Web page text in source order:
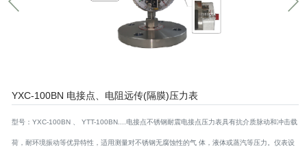
YXC-100BN 电接点、电阻远传(隔膜)压力表
型号：YXC-100BN 、 YTT-100BN....电接点不锈钢耐震电接点压力表具有抗介质脉动和冲击载
荷，耐环境振动等优异特性，适用测量对不锈钢无腐蚀性的气 体，液体或蒸汽等压力。仪表设